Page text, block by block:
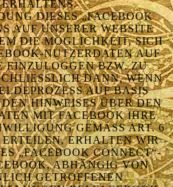
DIESES „FACEBOOK
AUF UNSERER WEBSITE
DIE MÖGLICHKEIT, SICH M
NUTZERDATEN AUF U
BZW. ZU R
DANN, WENN SI
AUF BASIS EI
HINWEISES ÜBER DEN AU
MIT FACEBOOK IHRE AU
GEMÄSS ART. 6 ABS
ERHALTEN WIR BEI
CONNECT“- BUT
ABHÄNGIG VON IHR
GETROFFENEN DAT